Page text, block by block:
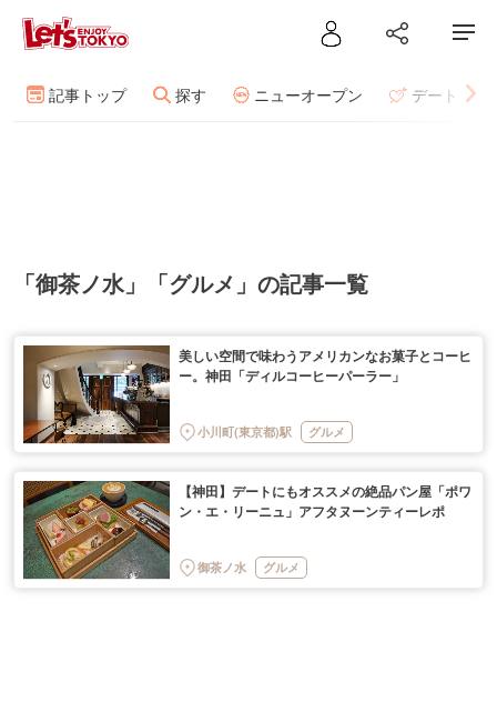
記事トップ 探す ニューオープン デート
「御茶ノ水」「グルメ」の記事一覧
美しい空間で味わうアメリカンなお菓子とコーヒ
ー。神田「ディルコーヒーパーラー」
小川町(東京都)駅 グルメ
【神田】デートにもオススメの絶品パン屋「ポワ
ン・エ・リーニュ」アフタヌーンティーレポ
御茶ノ水 グルメ